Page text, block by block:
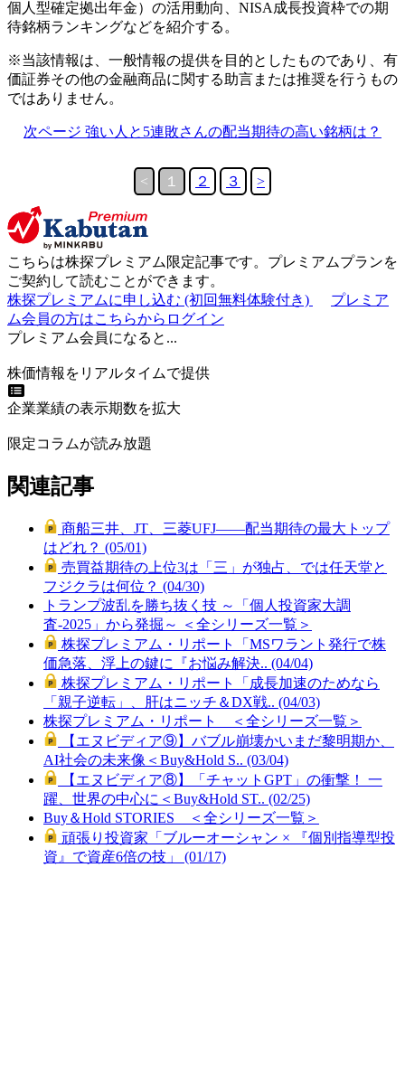
個人型確定拠出年金）の活用動向、NISA成長投資枠での期
待銘柄ランキングなどを紹介する。
※当該情報は、一般情報の提供を目的としたものであり、有
価証券その他の金融商品に関する助言または推奨を行うもの
ではありません。
次ページ 強い人と5連敗さんの配当期待の高い銘柄は？
< １ ２ ３ >
こちらは株探プレミアム限定記事です。プレミアムプランを
ご契約して読むことができます。
株探プレミアムに申し込む (初回無料体験付き)
プレミア
ム会員の方はこちらからログイン
プレミアム会員になると...
株価情報をリアルタイムで提供
企業業績の表示期数を拡大
限定コラムが読み放題
関連記事
商船三井、JT、三菱UFJ――配当期待の最大トップ
はどれ？ (05/01)
売買益期待の上位3は「三」が独占、では任天堂と
フジクラは何位？ (04/30)
トランプ波乱を勝ち抜く技 ～「個人投資家大調
査-2025」から発掘～ ＜全シリーズ一覧＞
株探プレミアム・リポート「MSワラント発行で株
価急落、浮上の鍵に『お悩み解決.. (04/04)
株探プレミアム・リポート「成長加速のためなら
「親子逆転」、肝はニッチ＆DX戦.. (04/03)
株探プレミアム・リポート ＜全シリーズ一覧＞
【エヌビディア⑨】バブル崩壊かいまだ黎明期か、
AI社会の未来像＜Buy&Hold S.. (03/04)
【エヌビディア⑧】「チャットGPT」の衝撃！ 一
躍、世界の中心に＜Buy&Hold ST.. (02/25)
Buy＆Hold STORIES ＜全シリーズ一覧＞
頑張り投資家「ブルーオーシャン × 『個別指導型投
資』で資産6倍の技」 (01/17)